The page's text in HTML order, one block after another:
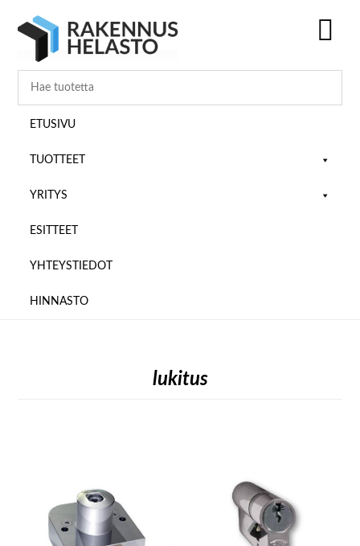
pääsisältöön
ensisijaiseen
alatunnisteeseen
ETUSIVU
TUOTTEET
YRITYS
ESITTEET
YHTEYSTIEDOT
HINNASTO
lukitus